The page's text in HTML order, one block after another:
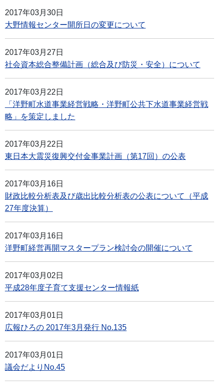
2017年03月30日
大野情報センター開所日の変更について
2017年03月27日
社会資本総合整備計画（総合及び防災・安全）について
2017年03月22日
「洋野町水道事業経営戦略・洋野町公共下水道事業経営戦
略」を策定しました
2017年03月22日
東日本大震災復興交付金事業計画（第17回）の公表
2017年03月16日
財政比較分析表及び歳出比較分析表の公表について（平成
27年度決算）
2017年03月16日
洋野町経営再開マスタープラン検討会の開催について
2017年03月02日
平成28年度子育て支援センター情報紙
2017年03月01日
広報ひろの 2017年3月発行 No.135
2017年03月01日
議会だよりNo.45